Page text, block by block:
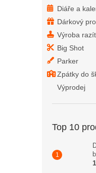
Diáře a
Dárkový
Výroba
Big Shot
Parker
Zpátky do
Výprodej
Top 10